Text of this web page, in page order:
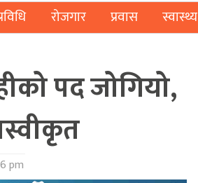
रोजगार प्रवास स्वास्थ्य
पद जोगियो,
pm